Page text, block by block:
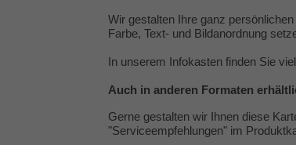
Wir gestalten Ihre ganz
Farbe, Text- und Bildanordnung
In unserem Infokasten finden Sie
Auch in anderen Formaten
Gerne gestalten wir Ihnen diese
"Serviceempfehlungen" im